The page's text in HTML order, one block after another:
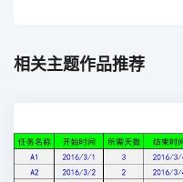
相关主题作品推荐